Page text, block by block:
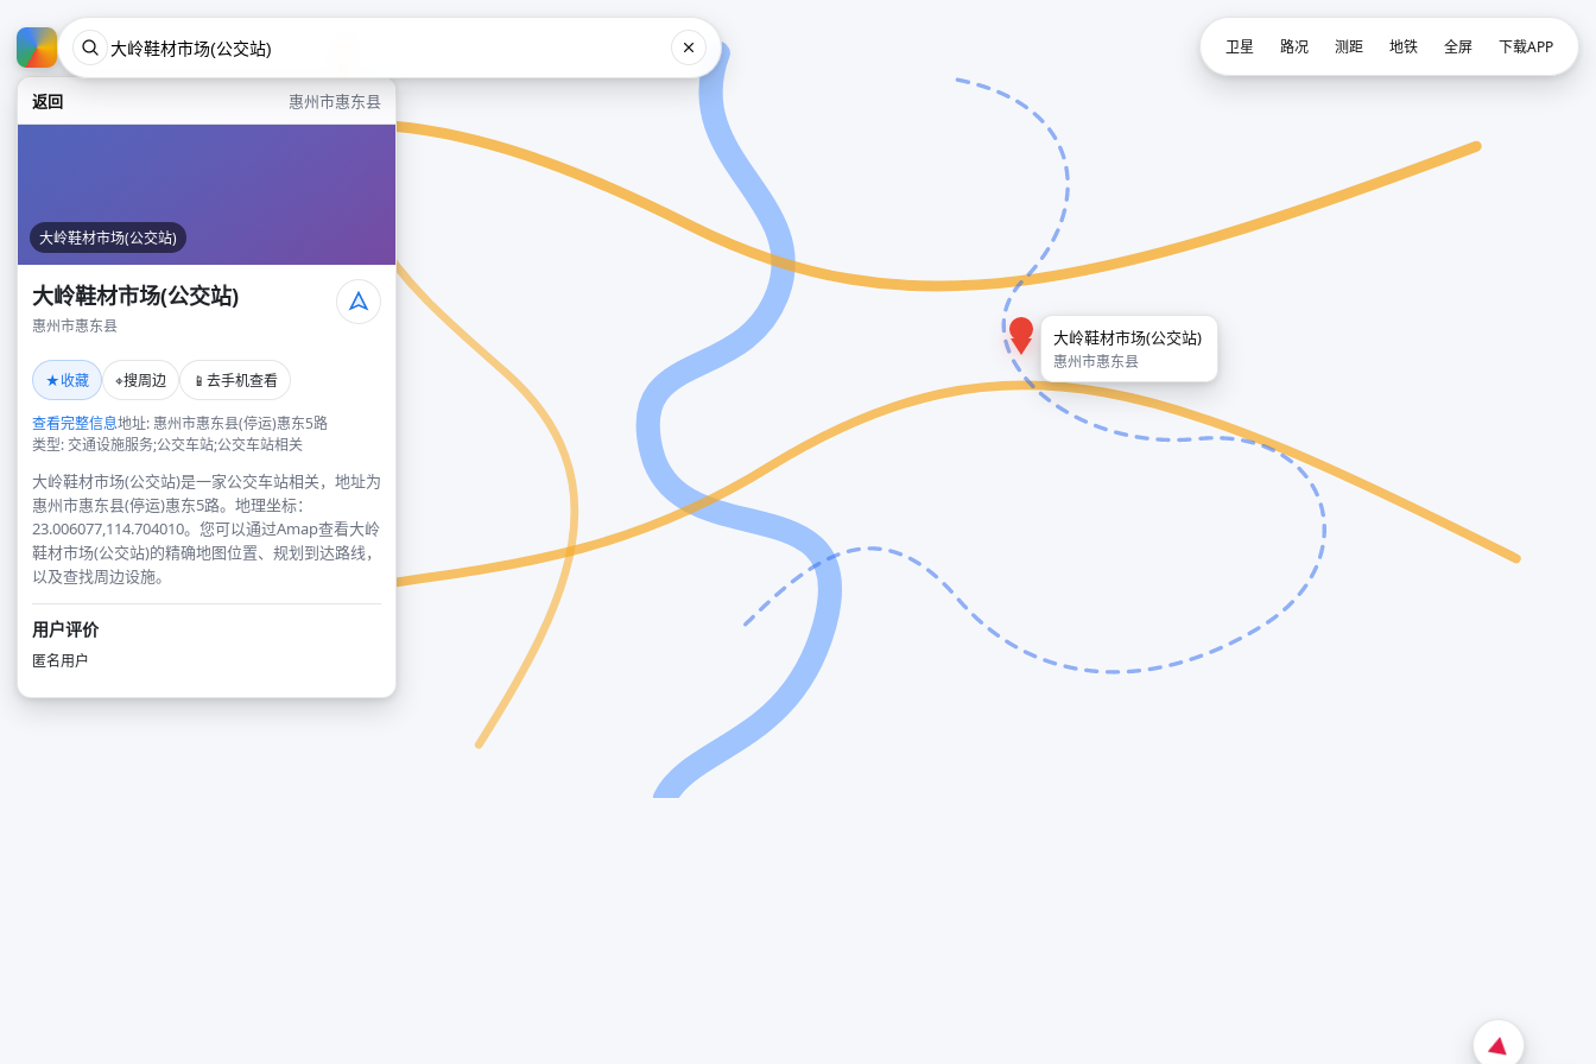
返回 惠州市惠东县
大岭鞋材市场(公交站)
大岭鞋材市场(公交站)
惠州市惠东县
★收藏 ⌖搜周边 📱 去手机查看
查看完整信息地址: 惠州市惠东县(停运)惠东5路
类型: 交通设施服务;公交车站;公交车站相关
大岭鞋材市场(公交站)是一家公交车站相关，地址为
惠州市惠东县(停运)惠东5路。地理坐标：
23.006077,114.704010。您可以通过Amap查看大岭
鞋材市场(公交站)的精确地图位置、规划到达路线，
以及查找周边设施。
用户评价
匿名用户
大岭鞋材市场(公交站)
惠州市惠东县
卫星 路况 测距 地铁 全屏 下载APP